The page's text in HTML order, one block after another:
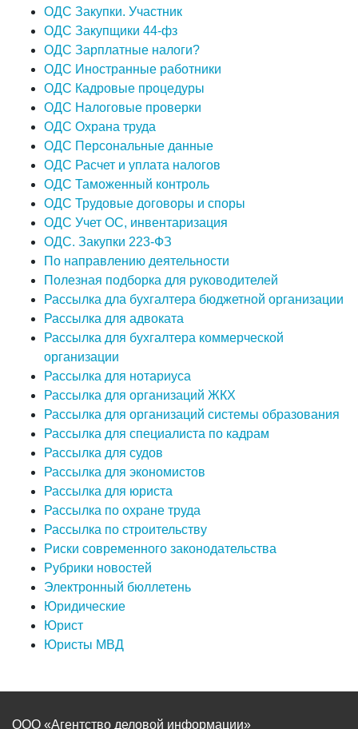
ОДС Закупки. Участник
ОДС Закупщики 44-фз
ОДС Зарплатные налоги?
ОДС Иностранные работники
ОДС Кадровые процедуры
ОДС Налоговые проверки
ОДС Охрана труда
ОДС Персональные данные
ОДС Расчет и уплата налогов
ОДС Таможенный контроль
ОДС Трудовые договоры и споры
ОДС Учет ОС, инвентаризация
ОДС. Закупки 223-ФЗ
По направлению деятельности
Полезная подборка для руководителей
Рассылка дла бухгалтера бюджетной организации
Рассылка для адвоката
Рассылка для бухгалтера коммерческой
организации
Рассылка для нотариуса
Рассылка для организаций ЖКХ
Рассылка для организаций системы образования
Рассылка для специалиста по кадрам
Рассылка для судов
Рассылка для экономистов
Рассылка для юриста
Рассылка по охране труда
Рассылка по строительству
Риски современного законодательства
Рубрики новостей
Электронный бюллетень
Юридические
Юрист
Юристы МВД
ООО «Агентство деловой информации»